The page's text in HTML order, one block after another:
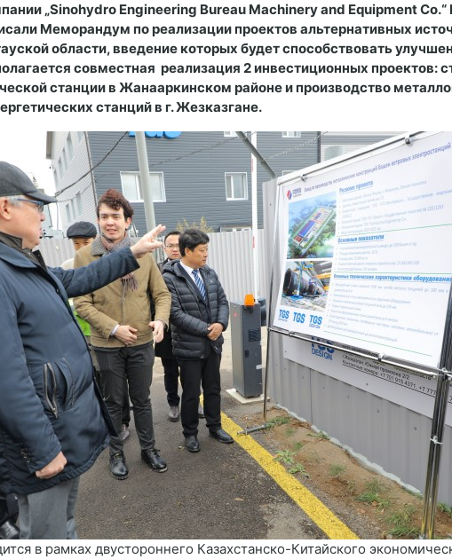
„Sinohydro Engineering Bureau Machinery and Equipment Co.“
Меморандум по реализации проектов альтернативных
области, введение которых будет способствовать
совместная реализация 2 инвестиционных проектов:
станции в Жанааркинском районе и производство
станций в г. Жезказгане.
в рамках двустороннего Казахстанско-Китайского